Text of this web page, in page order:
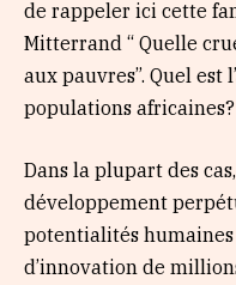
de rappeler ici cette
Mitterrand “ Quelle
aux pauvres”. Quel est
populations africaines?
Dans la plupart des
développement
potentialités
d’innovation de